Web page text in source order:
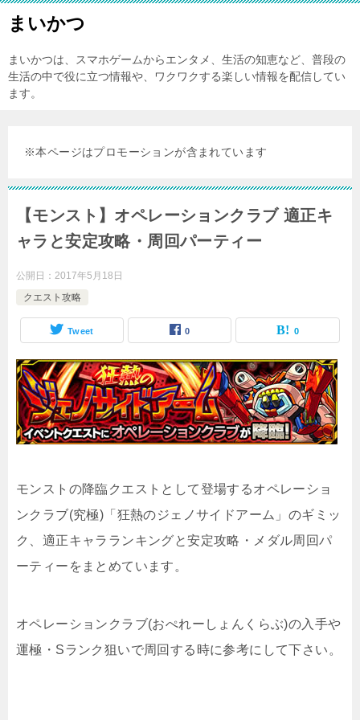
まいかつ
まいかつは、スマホゲームからエンタメ、生活の知恵など、普段の
生活の中で役に立つ情報や、ワクワクする楽しい情報を配信してい
ます。
※本ページはプロモーションが含まれています
【モンスト】オペレーションクラブ 適正キ
ャラと安定攻略・周回パーティー
公開日： 2017年5月18日
クエスト攻略
Tweet 0 0
モンストの降臨クエストとして登場するオペレーショ
ンクラブ(究極)「狂熱のジェノサイドアーム」のギミッ
ク、適正キャラランキングと安定攻略・メダル周回パ
ーティーをまとめています。
オペレーションクラブ(おぺれーしょんくらぶ)の入手や
運極・Sランク狙いで周回する時に参考にして下さい。